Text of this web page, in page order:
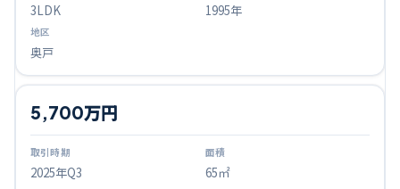
3LDK 1995年
奥戸
2025年Q3
5,700万円
65㎡